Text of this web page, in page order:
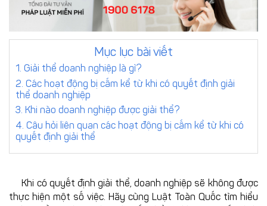
6178
câu
hỏi
trực
tuyến
Soạn
đơn/hợp
đồng
Yêu
cầu
báo
giá
vụ
Đặt
lịch
vấn
trực
Mục lục bài viết
1. Giải thể doanh nghiệp là gì?
2. Các hoạt động bị cấm kể từ khi có quyết định giải
thể doanh nghiệp
3. Khi nào doanh nghiệp được giải thể?
4. Câu hỏi liên quan các hoạt động bị cấm kể từ khi có
quyết định giải thể
Khi có quyết định giải thể, doanh nghiệp sẽ không được
thực hiện một số việc. Hãy cùng Luật Toàn Quốc tìm hiểu